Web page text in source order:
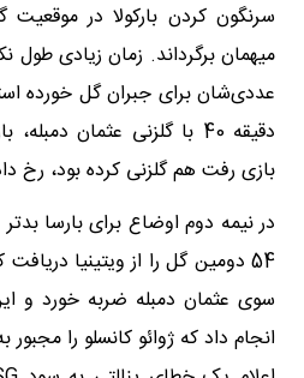
سرنگون کردن بارکولا در
میهمان برگرداند. زمان زیادی طول
عددی‌شان برای جبران گل خورده
دقیقه 40 با گلزنی عثمان
بازی رفت هم گلزنی کرده بود، رخ
در نیمه دوم اوضاع برای بارسا
54 دومین گل را از ویتینیا
سوی عثمان دمبله ضربه خورد و
انجام داد که ژوائو کانسلو را